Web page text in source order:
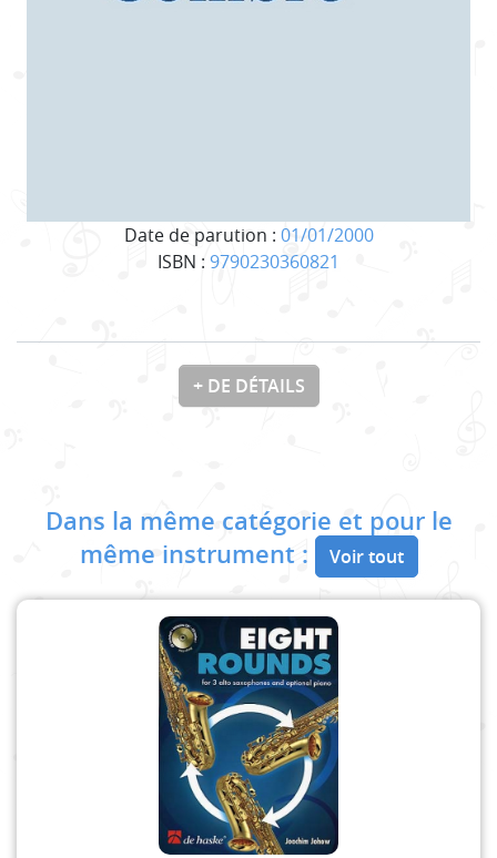
Date de parution : 01/01/2000
ISBN : 9790230360821
+ DE DÉTAILS
Dans la même catégorie et pour le
même instrument :
Voir tout